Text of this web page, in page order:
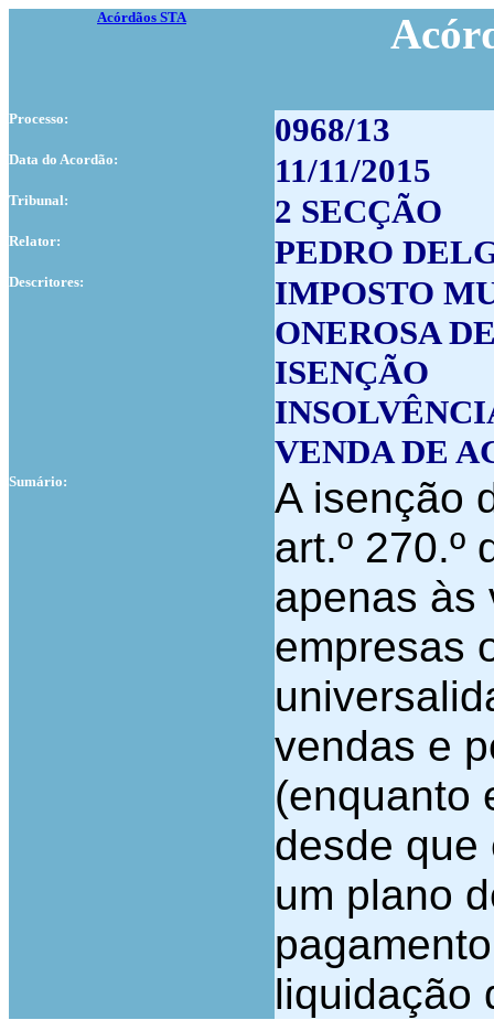
Acórdãos STA
Processo: 0968/13
Data do Acordão: 11/11/2015
Tribunal: 2 SECÇÃO
Relator: PEDRO
Descritores:
IMPOSTO
ONEROSA
ISENÇÃO
VENDA DE
Sumário:
A isenção
art.º 270.º
apenas às
empresas
vendas e
(enquanto
desde que
um plano
liquidação